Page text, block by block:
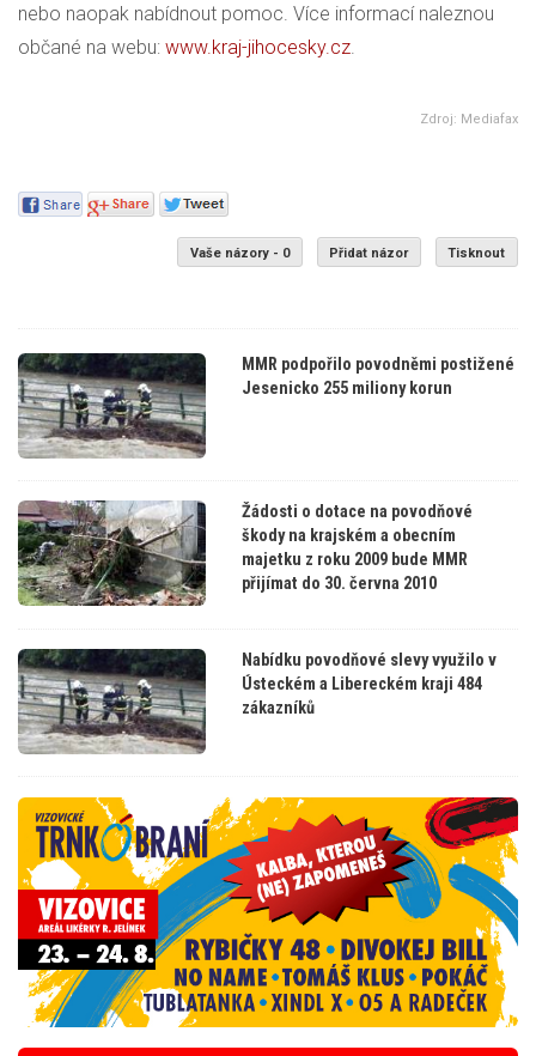
nebo naopak nabídnout pomoc. Více informací naleznou
občané na webu: www.kraj-jihocesky.cz.
Zdroj: Mediafax
Vaše názory - 0 Přidat názor Tisknout
MMR podpořilo povodněmi postižené
Jesenicko 255 miliony korun
Žádosti o dotace na povodňové
škody na krajském a obecním
majetku z roku 2009 bude MMR
přijímat do 30. června 2010
Nabídku povodňové slevy využilo v
Ústeckém a Libereckém kraji 484
zákazníků